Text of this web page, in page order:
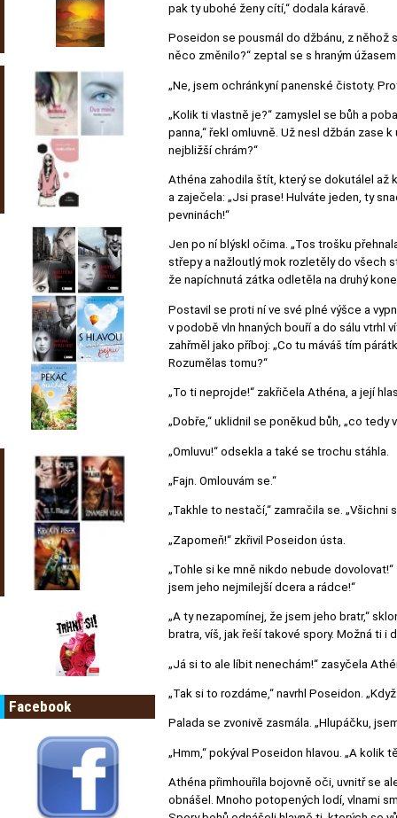
Facebook
pak ty ubohé ženy cítí,“ dodala káravě.
Poseidon se pousmál do džbánu, z něhož
něco změnilo?“ zeptal se s hraným
„Ne, jsem ochránkyní panenské čistoty.
„Kolik ti vlastně je?“ zamyslel se bůh a
panna,“ řekl omluvně. Už nesl džbán zase
nejbližší chrám?“
Athéna zahodila štít, který se dokutálel až
a zaječela: „Jsi prase! Hulváte jeden, ty
pevninách!“
Jen po ní blýskl očima. „Tos trošku
střepy a nažloutlý mok rozletěly do všech
že napíchnutá zátka odletěla na druhý
Postavil se proti ní ve své plné výšce a
v podobě vln hnaných bouří a do sálu vtrhl
zahřměl jako příboj: „Co tu máváš tím
Rozumělas tomu?“
„To ti neprojde!“ zakřičela Athéna, a její
„Dobře,“ uklidnil se poněkud bůh, „co tedy
„Omluvu!“ odsekla a také se trochu stáhla.
„Fajn. Omlouvám se.“
„Takhle to nestačí,“ zamračila se. „Všichni
„Zapomeň!“ zkřivil Poseidon ústa.
„Tohle si ke mně nikdo nebude
jsem jeho nejmilejší dcera a rádce!“
„A ty nezapomínej, že jsem jeho bratr,“
bratra, víš, jak řeší takové spory. Možná ti
„Já si to ale líbit nenechám!“ zasyčela
„Tak si to rozdáme,“ navrhl Poseidon.
Palada se zvonivě zasmála. „Hlupáčku,
„Hmm,“ pokýval Poseidon hlavou. „A kolik
Athéna přimhouřila bojovně oči, uvnitř se
obnášel. Mnoho potopených lodí, vlnami